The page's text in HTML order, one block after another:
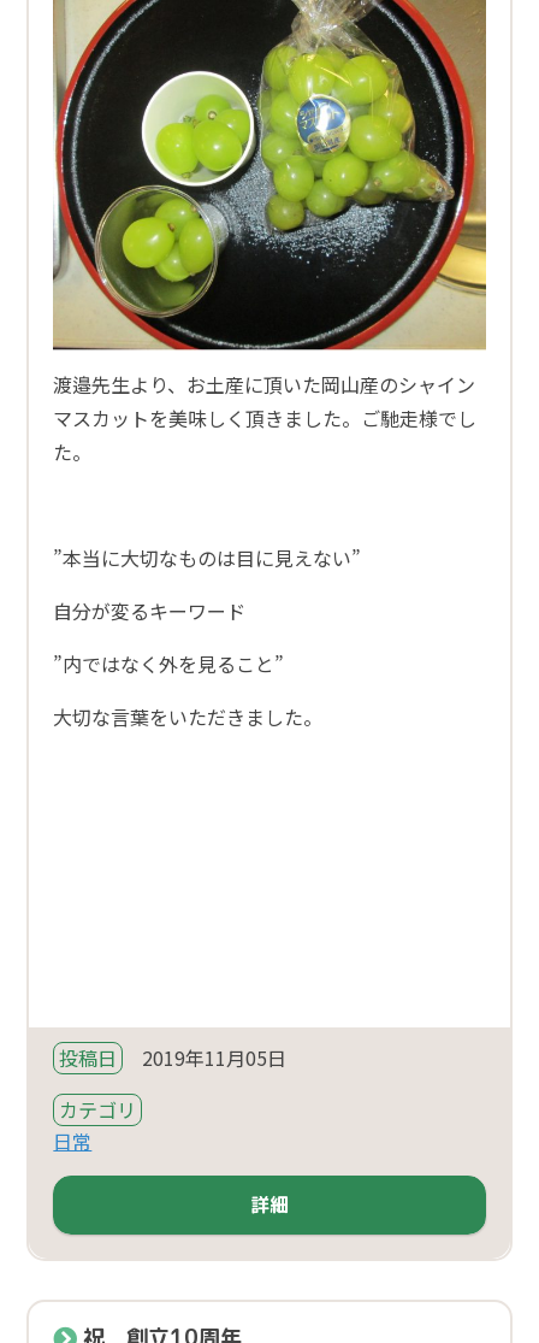
渡邉先生より、お土産に頂いた岡山産のシャイン
マスカットを美味しく頂きました。ご馳走様でし
た。
”本当に大切なものは目に見えない”
自分が変るキーワード
”内ではなく外を見ること”
大切な言葉をいただきました。
投稿日
2019年11月05日
カテゴリ
日常
詳細